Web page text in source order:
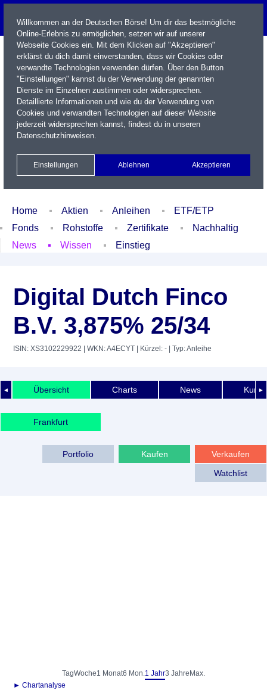
Name / WKN / ISIN / Kürzel
Xetra Realtime
Watchlist Portfolio Login
Home Aktien Anleihen
ETF/ETP
Fonds
Rohstoffe Zertifikate
Nachhaltig
News
Wissen Einstieg
Digital Dutch Finco
B.V. 3,875% 25/34
ISIN: XS3102229922 | WKN: A4ECYT | Kürzel: - | Typ: Anleihe
◄ ►
Übersicht Charts News
Frankfurt
Verkaufen
Kaufen
Portfolio
Watchlist
TagWoche1 Monat6 Mon.1 Jahr3 Jahre Max.
► Chartanalyse
Willkommen an der Deutschen Börse! Um dir das bestmögliche
Online-Erlebnis zu ermöglichen, setzen wir auf unserer
Webseite Cookies ein. Mit dem Klicken auf "Akzeptieren"
erklärst du dich damit einverstanden, dass wir Cookies oder
verwandte Technologien verwenden dürfen. Über den Button
"Einstellungen" kannst du der Verwendung der genannten
Dienste im Einzelnen zustimmen oder widersprechen.
Detaillierte Informationen und wie du der Verwendung von
Cookies und verwandten Technologien auf dieser Website
jederzeit widersprechen kannst, findest du in unseren
Datenschutzhinweisen.
Einstellungen Ablehnen Akzeptieren